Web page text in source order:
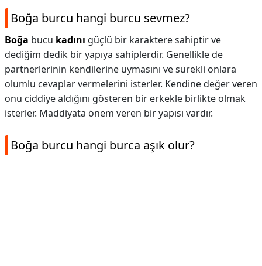
Boğa burcu hangi burcu sevmez?
Boğa bucu kadını güçlü bir karaktere sahiptir ve
dediğim dedik bir yapıya sahiplerdir. Genellikle de
partnerlerinin kendilerine uymasını ve sürekli onlara
olumlu cevaplar vermelerini isterler. Kendine değer veren
onu ciddiye aldığını gösteren bir erkekle birlikte olmak
isterler. Maddiyata önem veren bir yapısı vardır.
Boğa burcu hangi burca aşık olur?